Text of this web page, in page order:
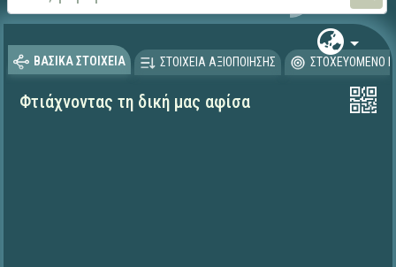
ΒΑΣΙΚΑ ΣΤΟΙΧΕΙΑ ΣΤΟΙΧΕΙΑ ΑΞΙΟΠΟΙΗΣΗΣ ΣΤΟΧΕΥΟΜΕΝΟ
Φτιάχνοντας τη δική μας αφίσα